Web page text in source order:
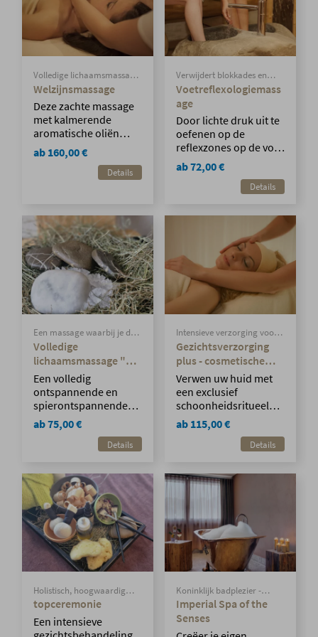
brengen naar hun
oorspronkelijke
positie.
Volledige lichaamsmassage
met kostbare aromatische
Welzijnsmassage
Deze zachte massage
met kalmerende
aromatische oliën
zorgt ervoor dat u de
dagelijkse
beslommeringen snel
ab 160,00 €
Details
Verwijdert blokkades en
activeert het zelfhelend
Voetreflexologiemass
age
Door lichte druk uit te
oefenen op de
reflexzones op de voet
wordt spanning
verlicht en de
ab 72,00 €
Details
Een massage waarbij je de
energie van duizenden jaren
oude stenen kunt voelen.
Volledige
lichaamsmassage "De
kracht van de
Breitach"
Een volledig
ontspannende en
spierontspannende
lichaamsmassage met
warme stenen uit de
rivier de Breitach,
de Breitach door je
aderen stroomt.
ab 75,00 €
Details
Intensieve verzorging voor
een frisse, stralende teint.
Gezichtsverzorging
plus - cosmetische
behandeling
Verwen uw huid met
een exclusief
schoonheidsritueel
met effectieve
producten van Team
ab 115,00 €
Details
Holistisch, hoogwaardig
gezichtsritueel
topceremonie
Een intensieve
Koninklijk badplezier -
alleen of met z'n tweeën
Imperial Spa of the
Senses